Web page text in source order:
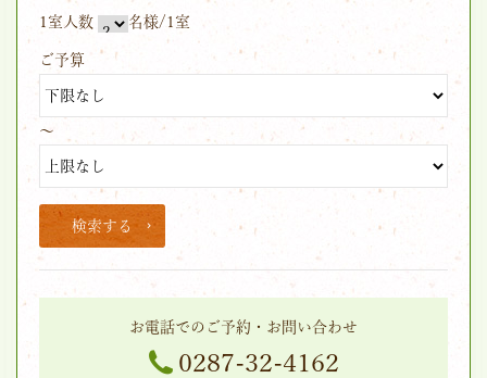
1室人数 名様/1室
ご予算
～
検索する
お電話でのご予約・お問い合わせ
0287-32-4162